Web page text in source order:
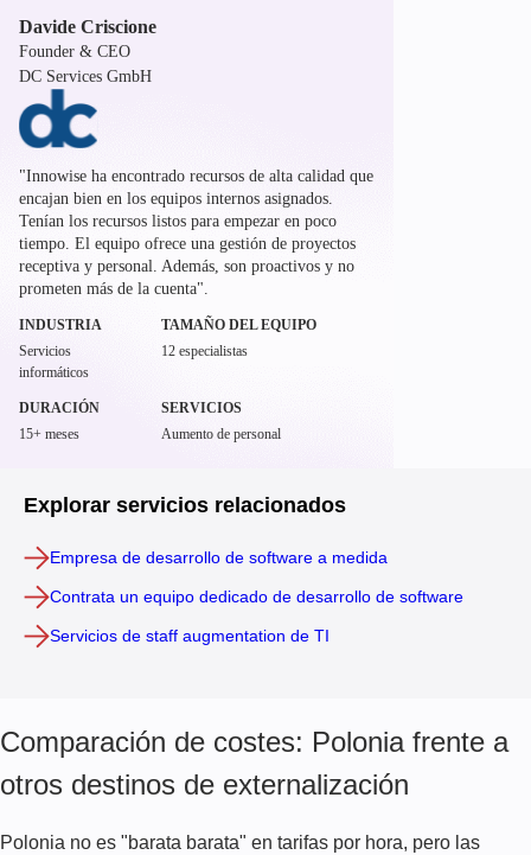
Davide Criscione
Founder & CEO
DC Services GmbH
"Innowise ha encontrado recursos de alta calidad que
encajan bien en los equipos internos asignados.
Tenían los recursos listos para empezar en poco
tiempo. El equipo ofrece una gestión de proyectos
receptiva y personal. Además, son proactivos y no
prometen más de la cuenta".
INDUSTRIA
Servicios
informáticos
TAMAÑO DEL EQUIPO
12 especialistas
DURACIÓN
15+ meses
SERVICIOS
Aumento de personal
Explorar servicios relacionados
Empresa de desarrollo de software a medida
Contrata un equipo dedicado de desarrollo de software
Servicios de staff augmentation de TI
Comparación de costes: Polonia frente a
otros destinos de externalización
Polonia no es "barata barata" en tarifas por hora, pero las